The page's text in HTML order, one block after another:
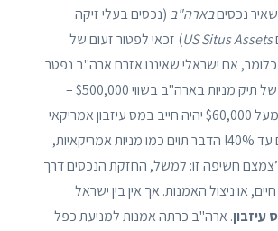
נכסיםבארה"ב (נכסים בעלי זיקה
US Situs Assets) זכאי לפטור זעום של
אם ישראלי שאיננו אזרח ארה"ב נפטר
כשהוא מחזיק למשל תיק מניות בארה"ב בשווי $500,000 –
כמעט כל הסכום מעל $60,000 יהיה חייב במס עיזבון אמריקאי
בשיעורים מדורגים עד 40%! הדבר תוים כמו מניות אמריקאיות,
חשיפה זו: למשל, החזקת הנכסים דרך
או ניצול האמנות. אך אין בין ישראל
. ארה"ב כרתה אמנות למניעת כפל